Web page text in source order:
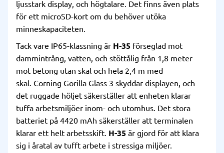
ljusstark display, och högtalare. Det finns även plats
för ett microSD-kort om du behöver utöka
minneskapaciteten.
Tack vare IP65-klassning är H-35 förseglad mot
dammintrång, vatten, och stöttålig från 1,8 meter
mot betong utan skal och hela 2,4 m med
skal. Corning Gorilla Glass 3 skyddar displayen, och
det ruggade höljet säkerställer att enheten klarar
tuffa arbetsmiljöer inom- och utomhus. Det stora
batteriet på 4420 mAh säkerställer att terminalen
klarar ett helt arbetsskift. H-35 är gjord för att klara
sig i åratal av tufft arbete i stressiga miljöer.